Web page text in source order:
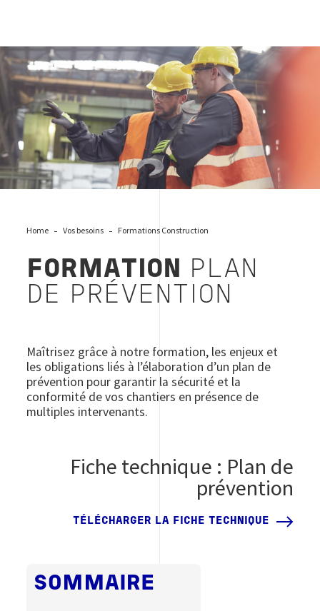
Prévention
Home Vos besoins Formations Construction
FORMATION
PLAN
DE PRÉVENTION
Maîtrisez grâce à notre formation, les enjeux et
les obligations liés à l’élaboration d’un plan de
prévention pour garantir la sécurité et la
conformité de vos chantiers en présence de
multiples intervenants.
Fiche technique : Plan de
prévention
TÉLÉCHARGER LA FICHE TECHNIQUE
SOMMAIRE